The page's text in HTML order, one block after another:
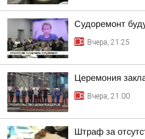
Судоремонт
Вчера, 21:25
Церемония
Вчера, 21:00
Штраф за